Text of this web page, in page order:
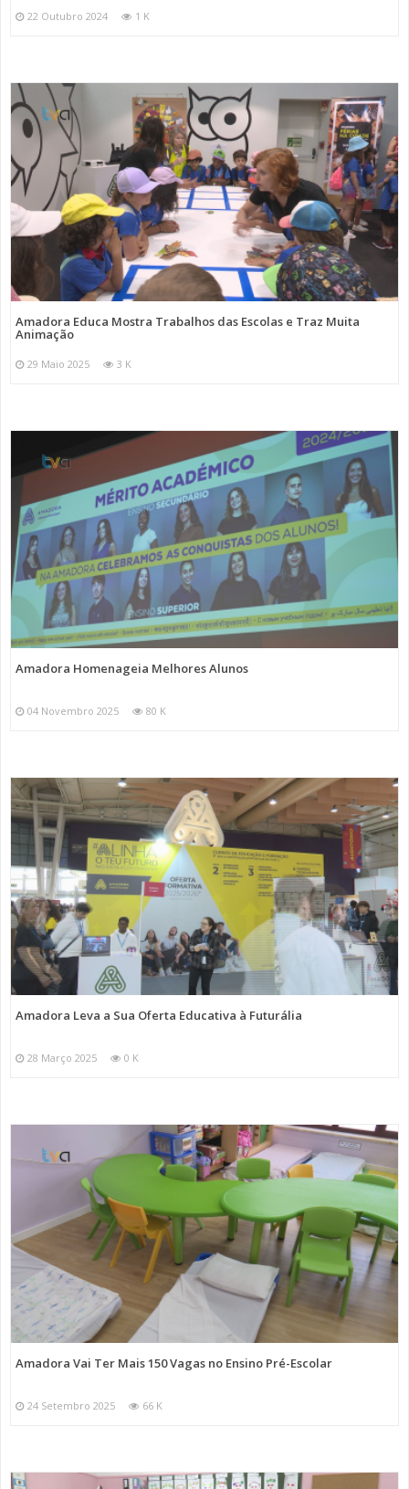
22 Outubro 2024 1 K
Amadora Educa Mostra Trabalhos das Escolas e Traz Muita
Animação
29 Maio 2025 3 K
Amadora Homenageia Melhores Alunos
04 Novembro 2025 80 K
Amadora Leva a Sua Oferta Educativa à Futurália
28 Março 2025 0 K
Amadora Vai Ter Mais 150 Vagas no Ensino Pré-Escolar
24 Setembro 2025 66 K